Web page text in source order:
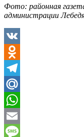
Фото: районная
администрации
VK
Odnoklassniki
Telegram
Mail.Ru
WhatsApp
Email